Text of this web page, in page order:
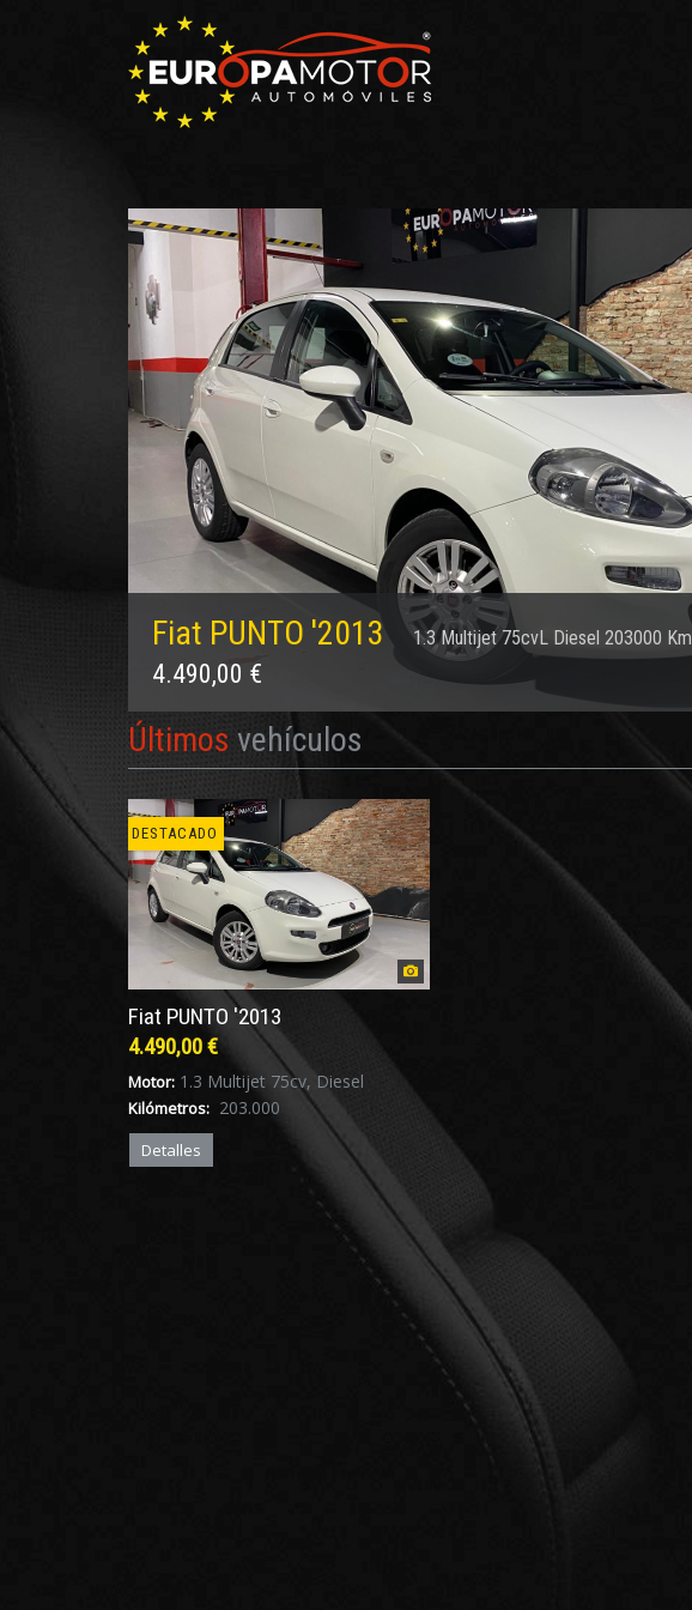
Fiat PUNTO '2013 1.3 Multijet 75cvL Diesel 203000 Km
4.490,00 €
Últimos vehículos
DESTACADO
Fiat PUNTO '2013
4.490,00 €
Motor: 1.3 Multijet 75cv, Diesel
Kilómetros: 203.000
Detalles